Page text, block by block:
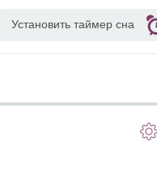
Установить таймер сна